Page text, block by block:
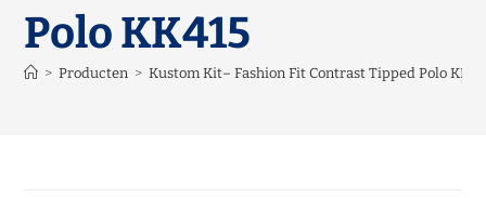
Polo KK415
> Producten > Kustom Kit– Fashion Fit Contrast Tipped Polo